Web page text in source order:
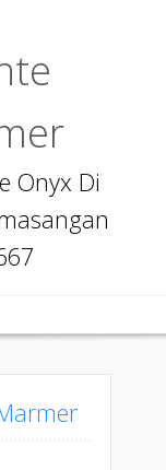
Onyx Di